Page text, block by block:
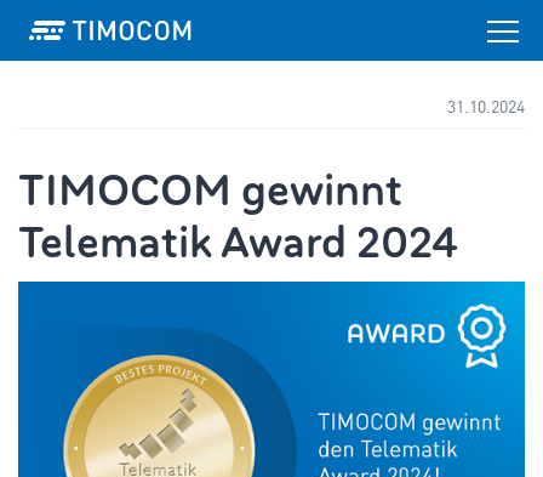
31.10.2024
TIMOCOM gewinnt
Telematik Award 2024